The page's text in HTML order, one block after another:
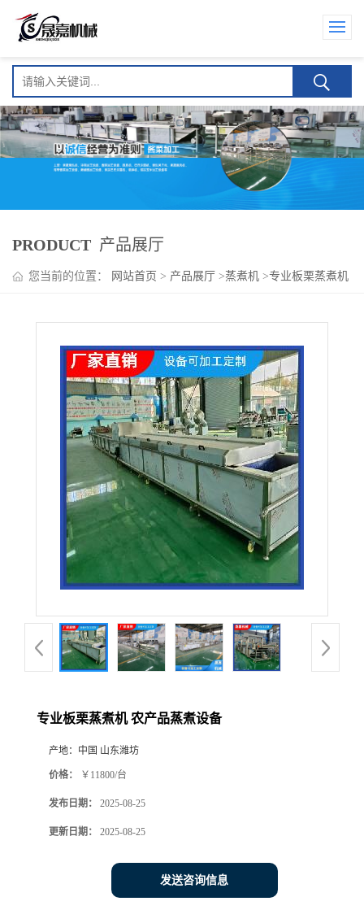
PRODUCT 产品展厅
您当前的位置： 网站首页 > 产品展厅 >蒸煮机 >专业板栗蒸煮机
专业板栗蒸煮机 农产品蒸煮设备
产地： 中国 山东潍坊
价格： ￥11800/台
发布日期： 2025-08-25
更新日期： 2025-08-25
发送咨询信息